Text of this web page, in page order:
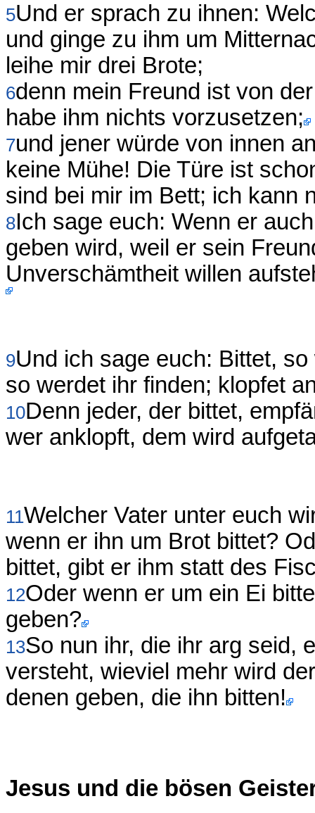
5Und er sprach zu ihnen:
und ginge zu ihm um
leihe mir drei Brote;
6denn mein Freund ist von
habe ihm nichts vorzusetzen;
7und jener würde von innen
keine Mühe! Die Türe ist
sind bei mir im Bett; ich kann
8Ich sage euch: Wenn er
geben wird, weil er sein
Unverschämtheit willen
9Und ich sage euch: Bittet,
so werdet ihr finden; klopfet
10Denn jeder, der bittet,
wer anklopft, dem wird
11Welcher Vater unter euch
wenn er ihn um Brot bittet?
bittet, gibt er ihm statt des
12Oder wenn er um ein Ei
geben?
13So nun ihr, die ihr arg seid,
versteht, wieviel mehr wird
denen geben, die ihn bitten!
Jesus und die bösen